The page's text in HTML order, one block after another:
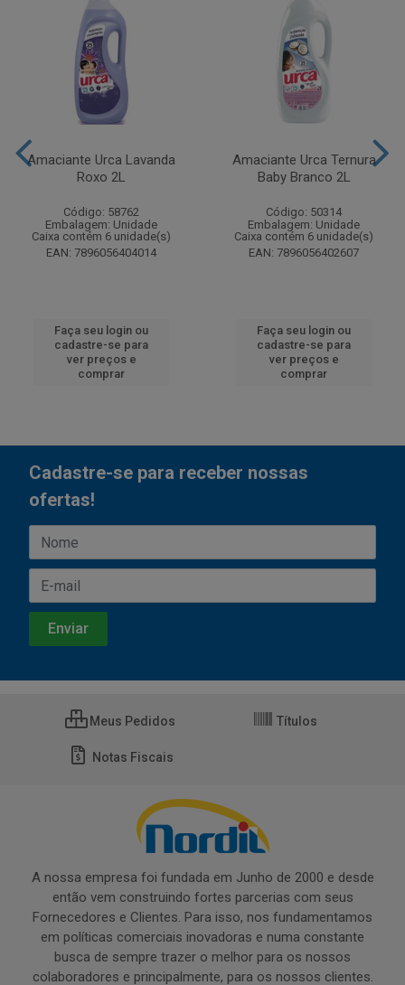
Amaciante Urca Lavanda
Roxo 2L
Código: 58762
Embalagem: Unidade
Caixa contém 6 unidade(s)
EAN: 7896056404014
Faça seu login ou
cadastre-se para
ver preços e
comprar
Amaciante Urca Ternura
Baby Branco 2L
Código: 50314
Embalagem: Unidade
Caixa contém 6 unidade(s)
EAN: 7896056402607
Faça seu login ou
cadastre-se para
ver preços e
comprar
Cadastre-se para receber nossas
ofertas!
Meus Pedidos Títulos
Notas Fiscais
A nossa empresa foi fundada em Junho de 2000 e desde
então vem construindo fortes parcerias com seus
Fornecedores e Clientes. Para isso, nos fundamentamos
em políticas comerciais inovadoras e numa constante
busca de sempre trazer o melhor para os nossos
colaboradores e principalmente, para os nossos clientes.